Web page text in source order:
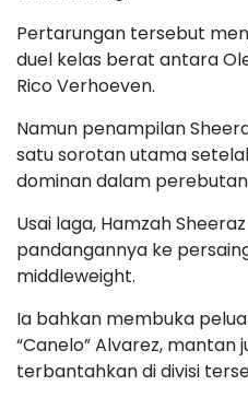
Pertarungan tersebut
duel kelas berat antara
Rico Verhoeven.
Namun penampilan
satu sorotan utama
dominan dalam
Usai laga, Hamzah
pandangannya ke
middleweight.
Ia bahkan membuka
“Canelo” Alvarez, mantan
terbantahkan di divisi